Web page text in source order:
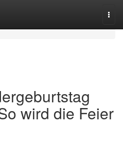
wird die Feier